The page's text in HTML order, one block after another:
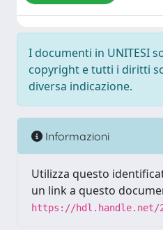
I documenti in UNITESI
copyright e tutti i diritti
diversa indicazione.
Informazioni
Utilizza questo
un link a questo
https://hdl.handle.net/